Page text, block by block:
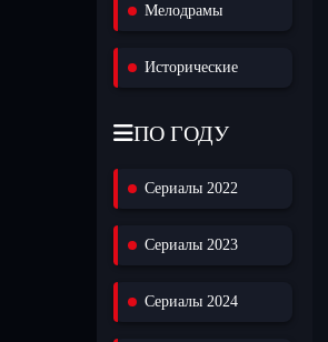
Мелодрамы
Исторические
ПО ГОДУ
Сериалы 2022
Сериалы 2023
Сериалы 2024